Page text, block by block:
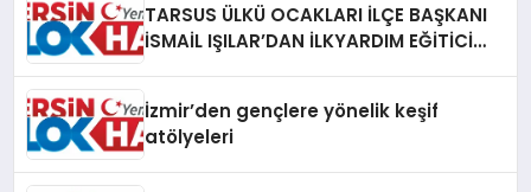
TARSUS ÜLKÜ OCAKLARI İLÇE BAŞKANI
İSMAİL IŞILAR’DAN İLKYARDIM EĞİTİCİ
İzmir’den gençlere yönelik keşif
atölyeleri